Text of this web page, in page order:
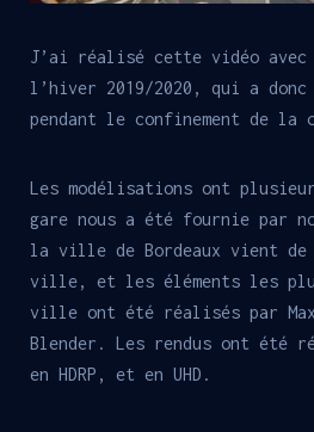
J’ai réalisé cette vidéo avec
l’hiver 2019/2020, qui a donc
pendant le confinement de la
Les modélisations ont
gare nous a été fournie par
la ville de Bordeaux vient de
ville, et les éléments les
ville ont été réalisés par
Blender. Les rendus ont été
en HDRP, et en UHD.